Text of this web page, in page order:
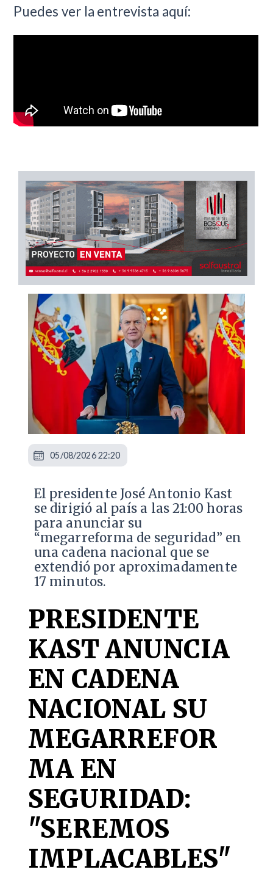
Puedes ver la entrevista aquí:
El presidente José Antonio Kast
se dirigió al país a las 21:00 horas
para anunciar su
“megarreforma de seguridad” en
una cadena nacional que se
extendió por aproximadamente
17 minutos.
PRESIDENTE
KAST ANUNCIA
EN CADENA
NACIONAL SU
MEGARREFOR
MA EN
SEGURIDAD:
"SEREMOS
IMPLACABLES"
05/08/2026 22:20